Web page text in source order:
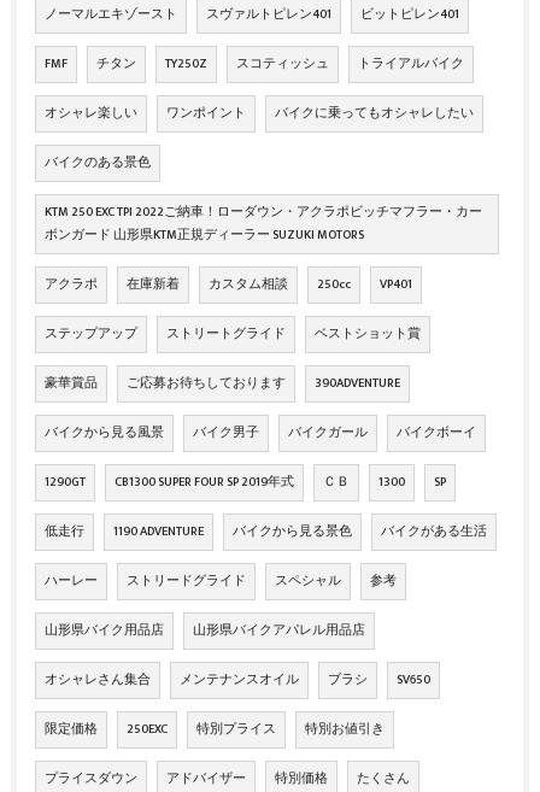
ノーマルエキゾースト スヴァルトピレン401 ビットピレン401
FMF チタン TY250Z スコティッシュ トライアルバイク
オシャレ楽しい ワンポイント バイクに乗ってもオシャレしたい
バイクのある景色
KTM 250 EXC TPI 2022ご納車！ローダウン・アクラポビッチマフラー・カー
ボンガード 山形県KTM正規ディーラー SUZUKI MOTORS
アクラポ 在庫新着 カスタム相談 250cc VP401
ステップアップ ストリートグライド ベストショット賞
豪華賞品 ご応募お待ちしております 390ADVENTURE
バイクから見る風景 バイク男子 バイクガール バイクボーイ
1290GT CB1300 SUPER FOUR SP 2019年式 ＣＢ 1300 SP
低走行 1190 ADVENTURE バイクから見る景色 バイクがある生活
ハーレー ストリードグライド スペシャル 参考
山形県バイク用品店 山形県バイクアパレル用品店
オシャレさん集合 メンテナンスオイル ブラシ SV650
限定価格 250EXC 特別プライス 特別お値引き
プライスダウン アドバイザー 特別価格 たくさん